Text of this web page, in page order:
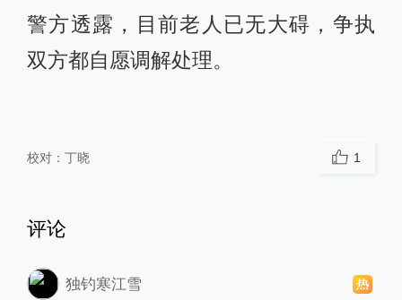
警方透露，目前老人已无大碍，争执
双方都自愿调解处理。
校对： 丁晓 1
评论
独钓寒江雪